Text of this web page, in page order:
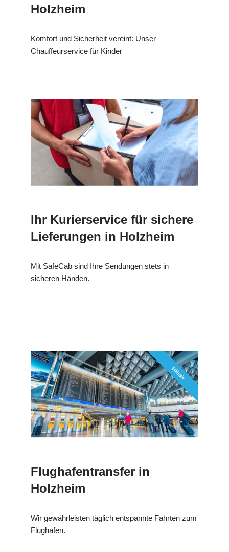
Holzheim
Komfort und Sicherheit vereint: Unser
Chauffeurservice für Kinder
Ihr Kurierservice für sichere
Lieferungen in Holzheim
Mit SafeCab sind Ihre Sendungen stets in
sicheren Händen.
Flughafentransfer in
Holzheim
Wir gewährleisten täglich entspannte Fahrten zum
Flughafen.